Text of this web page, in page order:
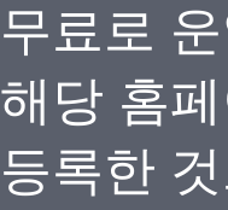
무료로
해당 홈
등록한